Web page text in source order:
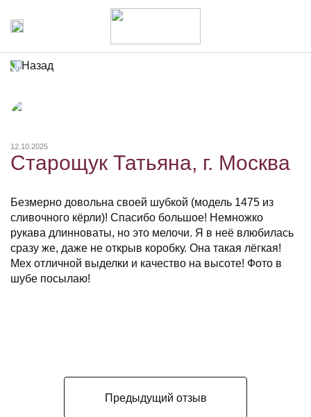
Назад
12.10.2025
Старощук Татьяна, г. Москва
Безмерно довольна своей шубкой (модель 1475 из
сливочного кёрли)! Спасибо большое! Немножко
рукава длинноваты, но это мелочи. Я в неё влюбилась
сразу же, даже не открыв коробку. Она такая лёгкая!
Мех отличной выделки и качество на высоте! Фото в
шубе посылаю!
Предыдущий отзыв